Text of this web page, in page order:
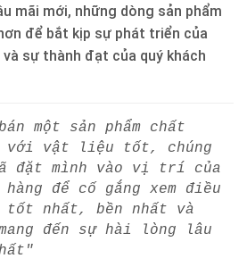
mãi mới, những dòng sản phẩm
để bắt kịp sự phát triển của
sự thành đạt của quý khách
một sản phẩm chất
với vật liệu tốt, chúng
đặt mình vào vị trí của
hàng để cố gắng xem điều
nhất, bền nhất và
đến sự hài lòng lâu